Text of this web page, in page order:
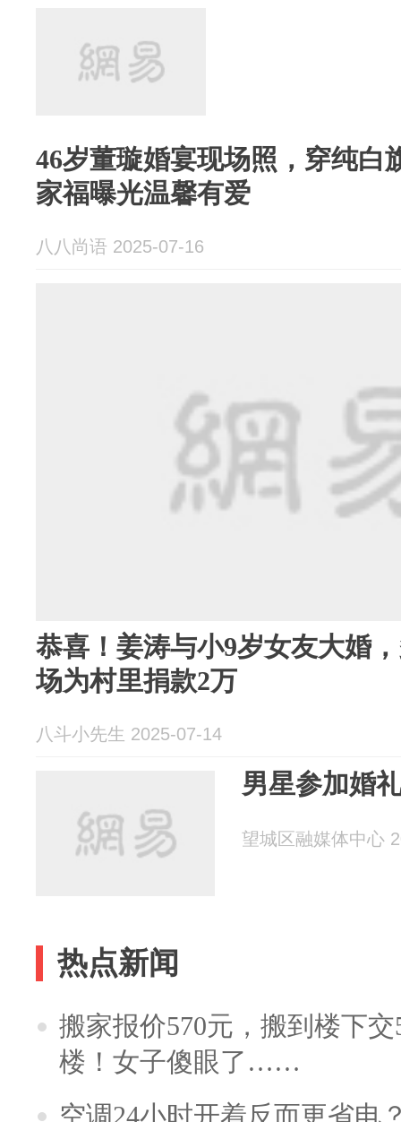
46岁董璇婚宴现场照，穿纯白
家福曝光温馨有爱
八八尚语 2025-07-16
恭喜！姜涛与小9岁女友大婚
场为村里捐款2万
八斗小先生 2025-07-14
男星参加婚
望城区融媒体中心
热点新闻
搬家报价570元，搬到楼下
楼！女子傻眼了……
空调24小时开着反而更省电